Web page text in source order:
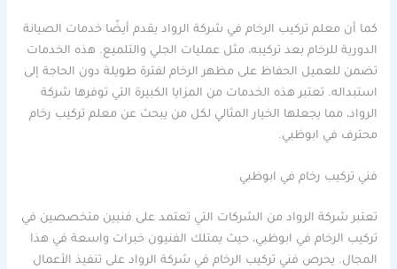
كما أن معلم تركيب الرخام في شركة الرواد يقدم أيضًا خدمات الصيانة
الدورية للرخام بعد تركيبه، مثل عمليات الجلي والتلميع. هذه الخدمات
تضمن للعميل الحفاظ على مظهر الرخام لفترة طويلة دون الحاجة إلى
استبداله. تعتبر هذه الخدمات من المزايا الكبيرة التي توفرها شركة
الرواد، مما يجعلها الخيار المثالي لكل من يبحث عن معلم تركيب رخام
محترف في ابوظبي.
فني تركيب رخام في ابوظبي
تعتبر شركة الرواد من الشركات التي تعتمد على فنيين متخصصين في
تركيب الرخام في ابوظبي، حيث يمتلك الفنيون خبرات واسعة في هذا
المجال. يحرص فني تركيب الرخام في شركة الرواد على تنفيذ الأعمال